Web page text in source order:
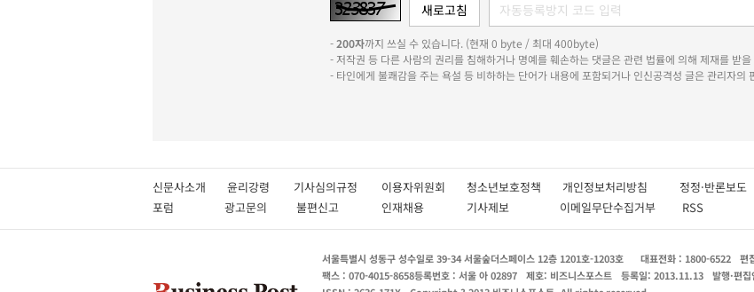
-200자까지 쓰실 수 있습니다. (현재 0 byte / 최대 400byte)
- 저작권 등 다른 사람의 권리를 침해하거나 명예를 훼손하는 댓글은 관련 법률에 의해 제재를 받
- 타인에게 불쾌감을 주는 욕설 등 비하하는 단어가 내용에 포함되거나 인신공격성 글은 관리자의
신문사소개 윤리강령 기사심의규정 이용자위원회 청소년보호정책 개인정보처리방침 정정·반론보도
포럼
광고문의 불편신고 인재채용 기사제보 이메일무단수집거부 RSS
서울특별시 성동구 성수일로 39-34 서울숲더스페이스 12층 1201호-1203호 대표전화 : 1800-6522 편
팩스 : 070-4015-8658등록번호 : 서울 아 02897 제호: 비즈니스포스트 등록일: 2013.11.13 발행·편